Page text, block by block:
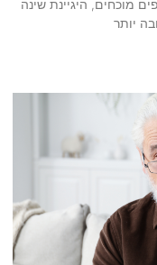
מוכחים, היגיינת שינה
יותר